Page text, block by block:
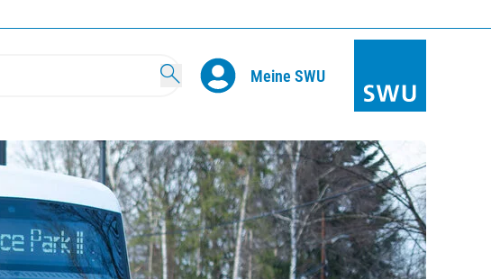
Search Meine SWU